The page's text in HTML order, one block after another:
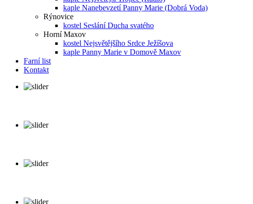
kaple Nanebevzetí Panny Marie (Dobrá Voda)
Rýnovice
kostel Seslání Ducha svatého
Horní Maxov
kostel Nejsvětějšího Srdce Ježíšova
kaple Panny Marie v Domově Maxov
Farní list
Kontakt